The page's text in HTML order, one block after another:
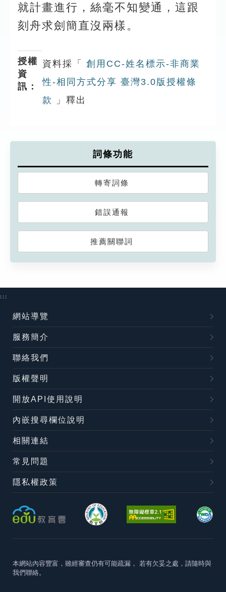
就計畫進行，絲毫不知變通，這跟
刻舟求劍簡直沒兩樣。
授權
資
訊：
資料採「
創用CC-姓名標示-非商業
性-相同方式分享 臺灣3.0版授權條
款
」釋出
詞條功能
轉寄詞條
錯誤通報
推薦關聯詞
:::
網站導覽
服務簡介
聯絡我們
版權聲明
開放API使用說明
內嵌搜尋欄位說明
相關連結
常見問題
隱私權政策
本網站內容豐富，雖經審查仍有可能疏漏， 若有欠妥之處，請隨時與
我們聯絡。